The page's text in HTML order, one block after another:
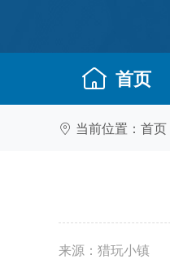
首页
当前位置： 首页
来源：猎玩小镇